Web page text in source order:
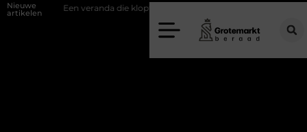
Nieuwe
artikelen Een veranda die klopt begint bij slimme keuzes